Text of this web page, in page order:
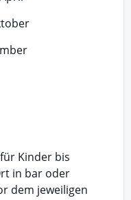
Kinder bis
in bar oder
dem jeweiligen